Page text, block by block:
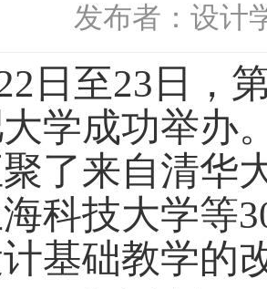
发布者：设计
日至23日，
学成功举办
了来自清华
科技大学等
基础教学的